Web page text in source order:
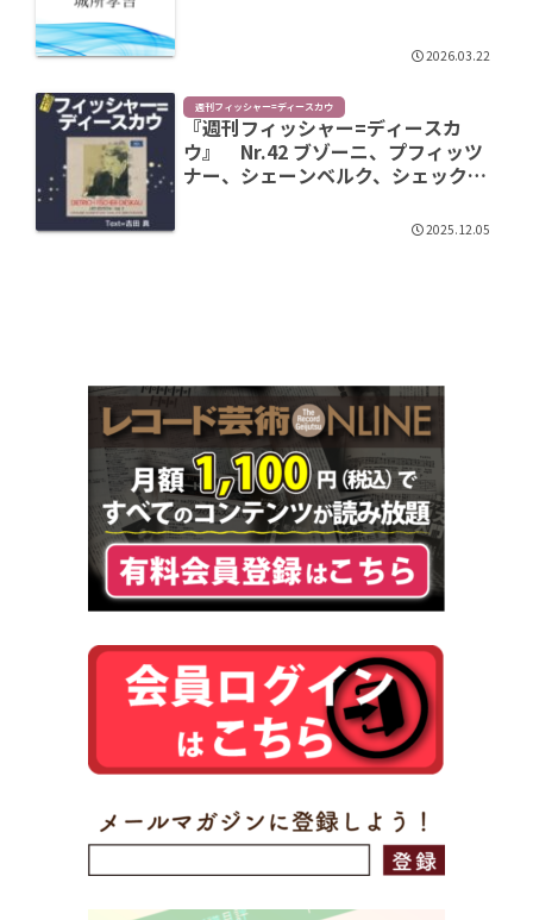
2026.03.22
週刊フィッシャー=ディースカウ
『週刊フィッシャー=ディースカ
ウ』 Nr.42 ブゾーニ、プフィッツ
ナー、シェーンベルク、シェック他
2025.12.05